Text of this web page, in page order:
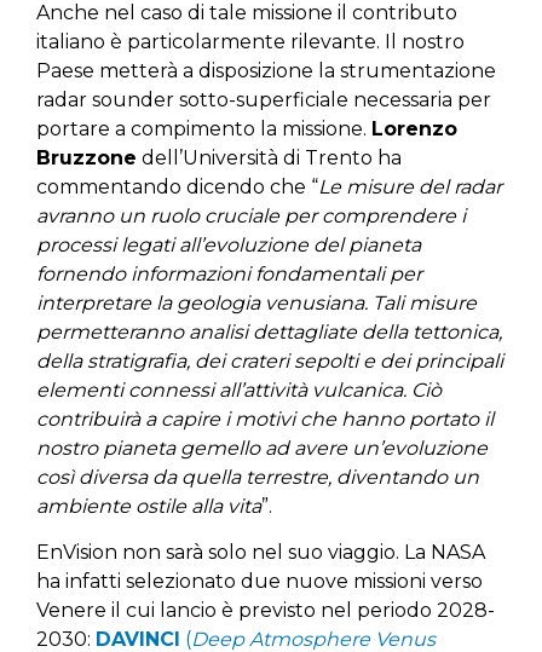
Anche nel caso di tale missione il contributo
italiano è particolarmente rilevante. Il nostro
Paese metterà a disposizione la strumentazione
radar sounder sotto-superficiale necessaria per
portare a compimento la missione. Lorenzo
Bruzzone dell’Università di Trento ha
commentando dicendo che “Le misure del radar
avranno un ruolo cruciale per comprendere i
processi legati all’evoluzione del pianeta
fornendo informazioni fondamentali per
interpretare la geologia venusiana. Tali misure
permetteranno analisi dettagliate della tettonica,
della stratigrafia, dei crateri sepolti e dei principali
elementi connessi all’attività vulcanica. Ciò
contribuirà a capire i motivi che hanno portato il
nostro pianeta gemello ad avere un’evoluzione
così diversa da quella terrestre, diventando un
ambiente ostile alla vita”.
EnVision non sarà solo nel suo viaggio. La NASA
ha infatti selezionato due nuove missioni verso
Venere il cui lancio è previsto nel periodo 2028-
2030: DAVINCI (Deep Atmosphere Venus